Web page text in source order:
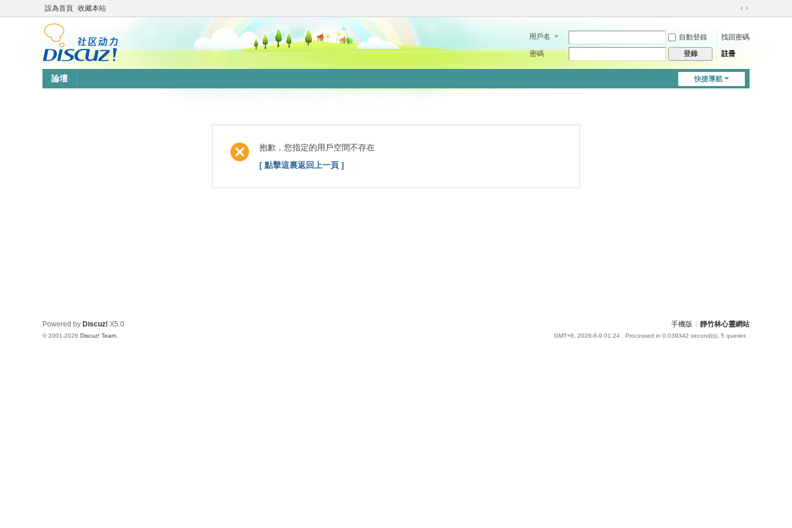
設為首頁 收藏本站
切
到
用戶名 自動登錄
找回密碼
密碼
登錄 註冊
快捷導航
論壇
抱歉，您指定的用戶空間不存在
[ 點擊這裏返回上一頁 ]
手機版 靜竹林心靈網站
GMT+8, 2026-8-9 01:24 , Processed in 0.039342 second(s), 5 queries .
Powered by Discuz! X5.0
© 2001-2026 Discuz! Team